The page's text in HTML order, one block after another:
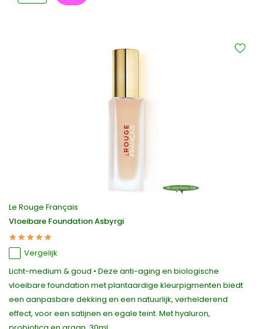
Le Rouge Français
Vloeibare Foundation Asbyrgi
Vergelijk
Licht-medium & goud • Deze anti-aging en biologische
vloeibare foundation met plantaardige kleurpigmenten biedt
een aanpasbare dekking en een natuurlijk, verhelderend
effect, voor een satijnen en egale teint. Met hyaluron,